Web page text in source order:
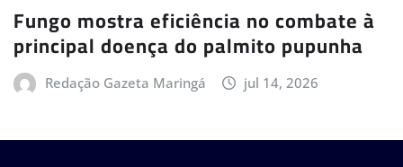
Fungo mostra eficiência no combate à
principal doença do palmito pupunha
Redação Gazeta Maringá jul 14, 2026